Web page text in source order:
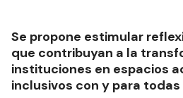
Se propone estimular
que contribuyan a la
instituciones en espacios
inclusivos con y para